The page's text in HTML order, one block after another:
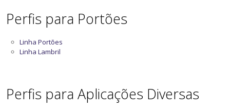
Perfis para Portões
Linha Portões
Linha Lambril
Perfis para Aplicações Diversas